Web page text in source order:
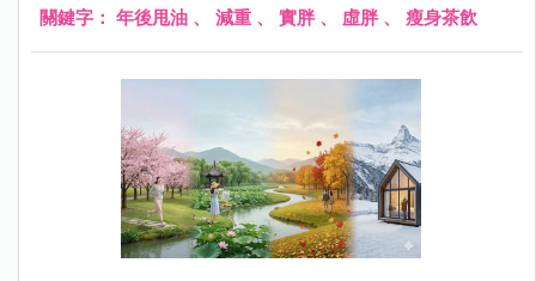
體平衡，輕盈自然到來！
關鍵字： 年後甩油 、 減重 、 實胖、 虛胖、 瘦身茶飲